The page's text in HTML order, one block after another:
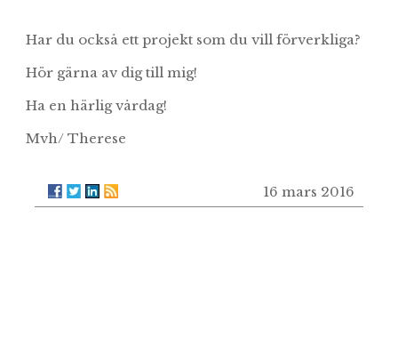
Har du också ett projekt som du vill förverkliga?
Hör gärna av dig till mig!
Ha en härlig vårdag!
Mvh/ Therese
16 mars 2016